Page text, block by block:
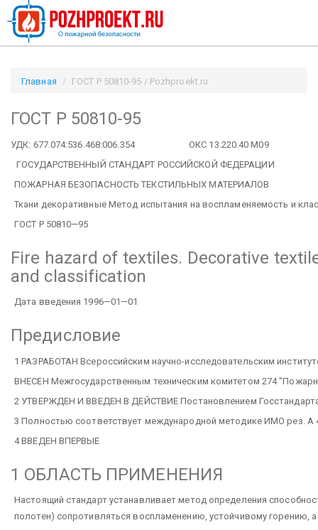
Главная ГОСТ Р 50810-95 / Pozhproekt.ru
ГОСТ Р 50810-95
УДК: 677.074:536.468:006.354
ОКС 13.220.40 М09
ГОСУДАРСТВЕННЫЙ СТАНДАРТ РОССИЙСКОЙ ФЕДЕРАЦИИ
ПОЖАРНАЯ БЕЗОПАСНОСТЬ ТЕКСТИЛЬНЫХ МАТЕРИАЛОВ
Ткани декоративные Метод испытания на воспламеняемость и
ГОСТ Р 50810—95
Fire hazard of textiles. Decorative
and classification
Дата введения 1996—01—01
Предисловие
1 РАЗРАБОТАН Всероссийским научно-исследовательским
ВНЕСЕН Межгосударственным техническим комитетом 274
2 УТВЕРЖДЕН И ВВЕДЕН В ДЕЙСТВИЕ Постановлением
3 Полностью соответствует международной методике ИМО рез. А
4 ВВЕДЕН ВПЕРВЫЕ
1 ОБЛАСТЬ ПРИМЕНЕНИЯ
Настоящий стандарт устанавливает метод определения
полотен) сопротивляться воспламенению, устойчивому горению,